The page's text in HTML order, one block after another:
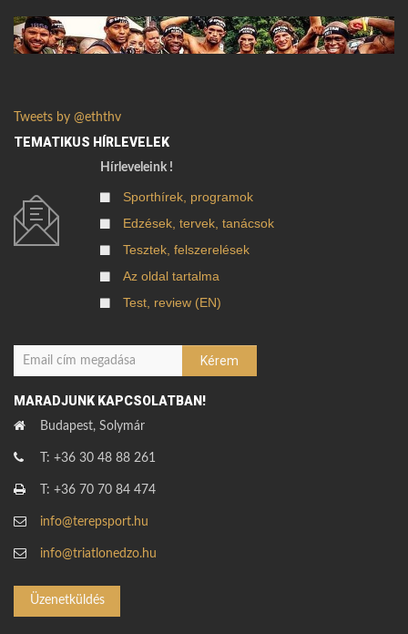
Tweets by @eththv
TEMATIKUS HÍRLEVELEK
Hírleveleink !
Sporthírek, programok
Edzések, tervek, tanácsok
Tesztek, felszerelések
Az oldal tartalma
Test, review (EN)
MARADJUNK KAPCSOLATBAN!
Budapest, Solymár
T: +36 30 48 88 261
T: +36 70 70 84 474
info@terepsport.hu
info@triatlonedzo.hu
Üzenetküldés